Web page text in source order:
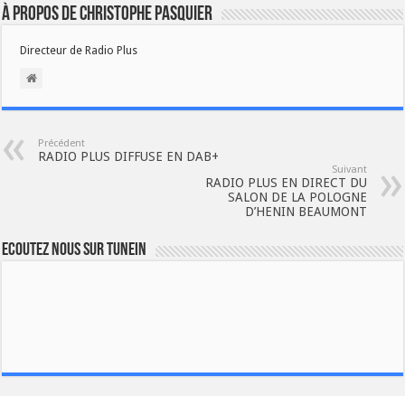
À propos de Christophe PASQUIER
Directeur de Radio Plus
Précédent
RADIO PLUS DIFFUSE EN DAB+
Suivant
RADIO PLUS EN DIRECT DU
SALON DE LA POLOGNE
D’HENIN BEAUMONT
Ecoutez nous sur TuneIn